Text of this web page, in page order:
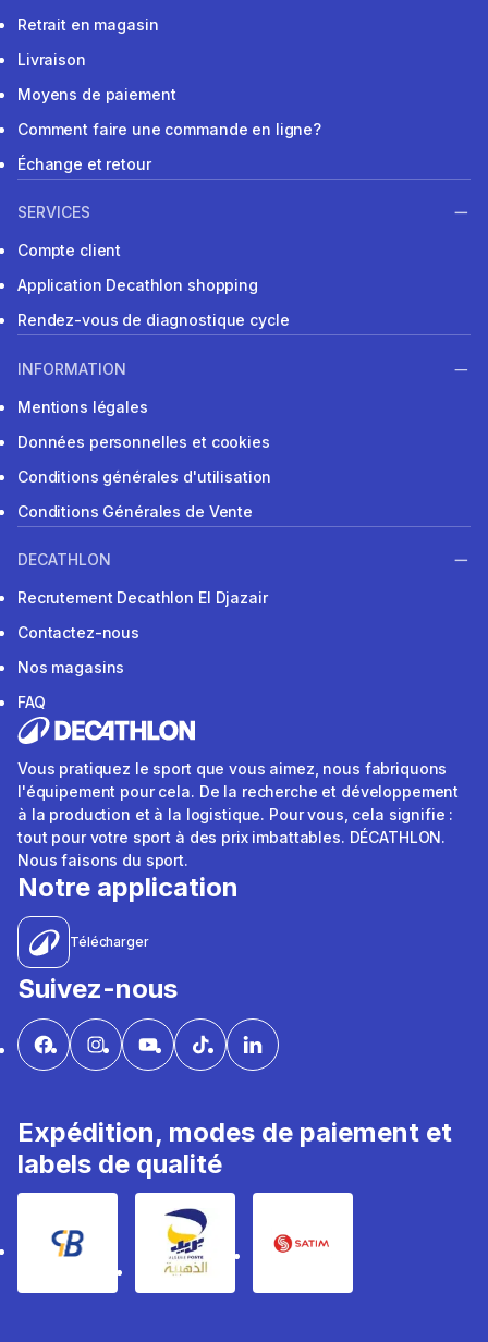
Retrait en magasin
Livraison
Moyens de paiement
Comment faire une commande en ligne?
Échange et retour
SERVICES
Compte client
Application Decathlon shopping
Rendez-vous de diagnostique cycle
INFORMATION
Mentions légales
Données personnelles et cookies
Conditions générales d'utilisation
Conditions Générales de Vente
DECATHLON
Recrutement Decathlon El Djazair
Contactez-nous
Nos magasins
FAQ
Vous pratiquez le sport que vous aimez, nous fabriquons
l'équipement pour cela. De la recherche et développement
à la production et à la logistique. Pour vous, cela signifie :
tout pour votre sport à des prix imbattables. DÉCATHLON.
Nous faisons du sport.
Notre application
Télécharger
Suivez-nous
Expédition, modes de paiement et
labels de qualité